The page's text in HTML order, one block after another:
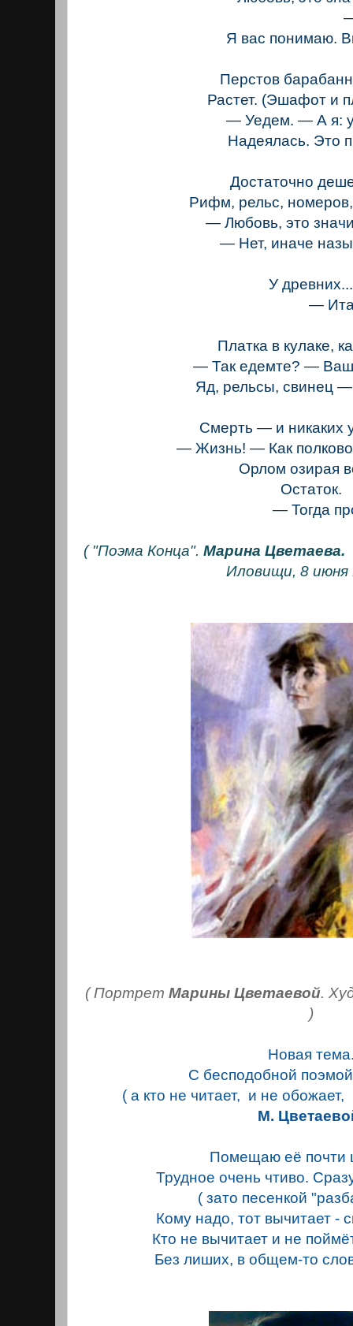
—
Я вас понимаю.
Перстов
Растет. (Эшафот и
— Уедем. — А я:
Надеялась. Это
Достаточно
Рифм, рельс, номеров,
— Любовь, это
— Нет, иначе
У древних...
—
Платка в кулаке,
— Так едемте? —
Яд, рельсы, свинец
Смерть — и никаких
— Жизнь! — Как
Орлом озирая
Остаток.
— Тогда
( "Поэма Конца".Марина Цветаева.
Иловищи, 8 июня
( ПортретМарины Цветаевой.
)
Новая
С бесподобной
( а кто не читает, и не
М.
Помещаю её почти
Трудное очень чтиво.
( зато песенкой
Кому надо, тот вычитает -
Кто не вычитает и не
Без лиших, в общем-то